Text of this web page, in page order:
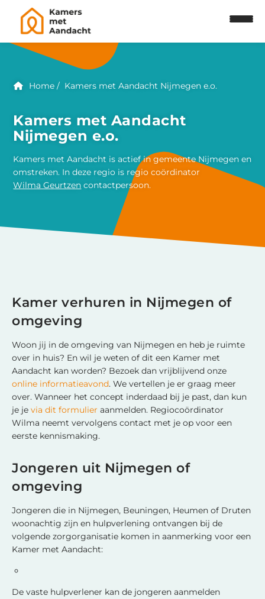
Home Kamers met Aandacht Nijmegen e.o.
Kamers met Aandacht
Nijmegen e.o.
Kamers met Aandacht is actief in gemeente Nijmegen en
omstreken. In deze regio is regio coördinator
Wilma Geurtzen contactpersoon.
Kamer verhuren in Nijmegen of
omgeving
Woon jij in de omgeving van Nijmegen en heb je ruimte
over in huis? En wil je weten of dit een Kamer met
Aandacht kan worden? Bezoek dan vrijblijvend onze
online informatieavond. We vertellen je er graag meer
over. Wanneer het concept inderdaad bij je past, dan kun
je je via dit formulier aanmelden. Regiocoördinator
Wilma neemt vervolgens contact met je op voor een
eerste kennismaking.
Jongeren uit Nijmegen of
omgeving
Jongeren die in Nijmegen, Beuningen, Heumen of Druten
woonachtig zijn en hulpverlening ontvangen bij de
volgende zorgorganisatie komen in aanmerking voor een
Kamer met Aandacht:
De vaste hulpverlener kan de jongeren aanmelden